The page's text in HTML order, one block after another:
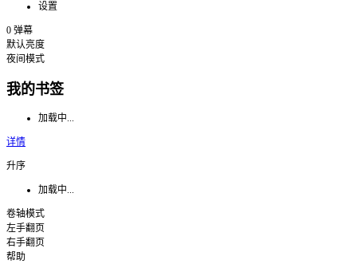
设置
0 弹幕
默认亮度
夜间模式
我的书签
加载中...
详情
升序
加载中...
卷轴模式
左手翻页
右手翻页
帮助